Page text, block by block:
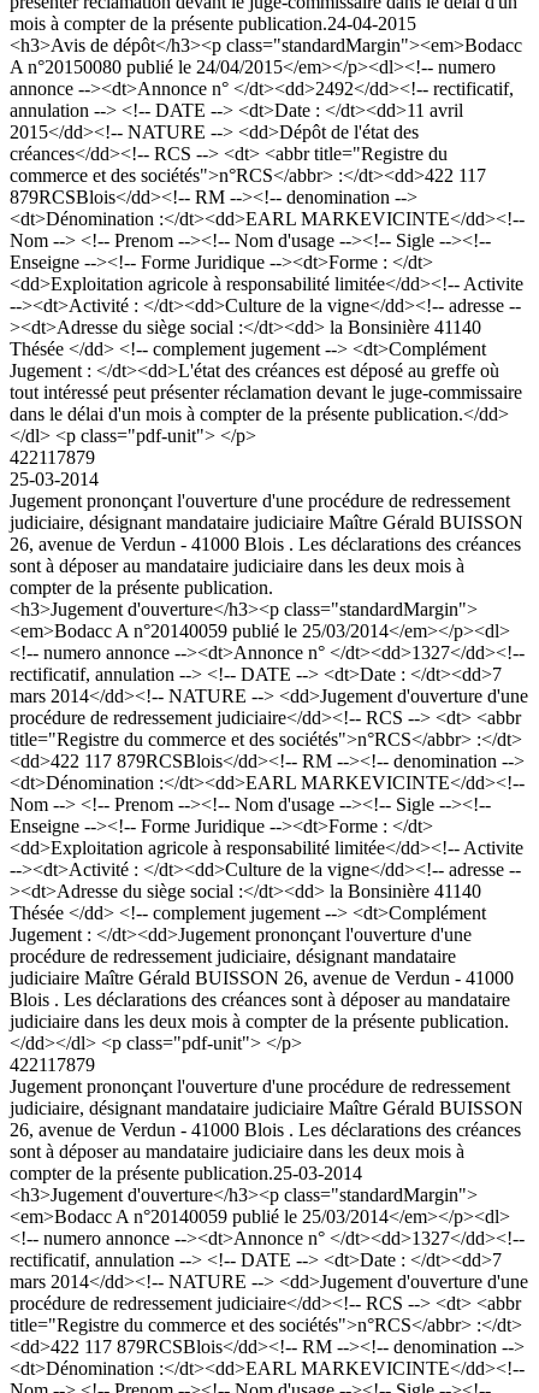
mois à compter de la présente publication.24-04-2015
<h3>Avis de dépôt</h3><p class="standardMargin"><em>Bodacc
A n°20150080 publié le 24/04/2015</em></p><dl><!-- numero
annonce --><dt>Annonce n° </dt><dd>2492</dd><!-- rectificatif,
annulation --> <!-- DATE --> <dt>Date : </dt><dd>11 avril
2015</dd><!-- NATURE --> <dd>Dépôt de l'état des
créances</dd><!-- RCS --> <dt> <abbr title="Registre du
commerce et des sociétés">n°RCS</abbr> :</dt><dd>422 117
879RCSBlois</dd><!-- RM --><!-- denomination -->
<dt>Dénomination :</dt><dd>EARL MARKEVICINTE</dd><!--
Nom --> <!-- Prenom --><!-- Nom d'usage --><!-- Sigle --><!--
Enseigne --><!-- Forme Juridique --><dt>Forme : </dt>
<dd>Exploitation agricole à responsabilité limitée</dd><!-- Activite
--><dt>Activité : </dt><dd>Culture de la vigne</dd><!-- adresse --
><dt>Adresse du siège social :</dt><dd> la Bonsinière 41140
Thésée </dd> <!-- complement jugement --> <dt>Complément
Jugement : </dt><dd>L'état des créances est déposé au greffe où
tout intéressé peut présenter réclamation devant le juge-commissaire
dans le délai d'un mois à compter de la présente publication.</dd>
</dl> <p class="pdf-unit"> </p>
422117879
25-03-2014
Jugement prononçant l'ouverture d'une procédure de redressement
judiciaire, désignant mandataire judiciaire Maître Gérald BUISSON
26, avenue de Verdun - 41000 Blois . Les déclarations des créances
sont à déposer au mandataire judiciaire dans les deux mois à
compter de la présente publication.
<h3>Jugement d'ouverture</h3><p class="standardMargin">
<em>Bodacc A n°20140059 publié le 25/03/2014</em></p><dl>
<!-- numero annonce --><dt>Annonce n° </dt><dd>1327</dd><!--
rectificatif, annulation --> <!-- DATE --> <dt>Date : </dt><dd>7
mars 2014</dd><!-- NATURE --> <dd>Jugement d'ouverture d'une
procédure de redressement judiciaire</dd><!-- RCS --> <dt> <abbr
title="Registre du commerce et des sociétés">n°RCS</abbr> :</dt>
<dd>422 117 879RCSBlois</dd><!-- RM --><!-- denomination -->
<dt>Dénomination :</dt><dd>EARL MARKEVICINTE</dd><!--
Nom --> <!-- Prenom --><!-- Nom d'usage --><!-- Sigle --><!--
Enseigne --><!-- Forme Juridique --><dt>Forme : </dt>
<dd>Exploitation agricole à responsabilité limitée</dd><!-- Activite
--><dt>Activité : </dt><dd>Culture de la vigne</dd><!-- adresse --
><dt>Adresse du siège social :</dt><dd> la Bonsinière 41140
Thésée </dd> <!-- complement jugement --> <dt>Complément
Jugement : </dt><dd>Jugement prononçant l'ouverture d'une
procédure de redressement judiciaire, désignant mandataire
judiciaire Maître Gérald BUISSON 26, avenue de Verdun - 41000
Blois . Les déclarations des créances sont à déposer au mandataire
judiciaire dans les deux mois à compter de la présente publication.
</dd></dl> <p class="pdf-unit"> </p>
422117879
Jugement prononçant l'ouverture d'une procédure de redressement
judiciaire, désignant mandataire judiciaire Maître Gérald BUISSON
26, avenue de Verdun - 41000 Blois . Les déclarations des créances
sont à déposer au mandataire judiciaire dans les deux mois à
compter de la présente publication.25-03-2014
<h3>Jugement d'ouverture</h3><p class="standardMargin">
<em>Bodacc A n°20140059 publié le 25/03/2014</em></p><dl>
<!-- numero annonce --><dt>Annonce n° </dt><dd>1327</dd><!--
rectificatif, annulation --> <!-- DATE --> <dt>Date : </dt><dd>7
mars 2014</dd><!-- NATURE --> <dd>Jugement d'ouverture d'une
procédure de redressement judiciaire</dd><!-- RCS --> <dt> <abbr
title="Registre du commerce et des sociétés">n°RCS</abbr> :</dt>
<dd>422 117 879RCSBlois</dd><!-- RM --><!-- denomination -->
<dt>Dénomination :</dt><dd>EARL MARKEVICINTE</dd><!--